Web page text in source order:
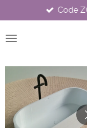
direct
naar
Code